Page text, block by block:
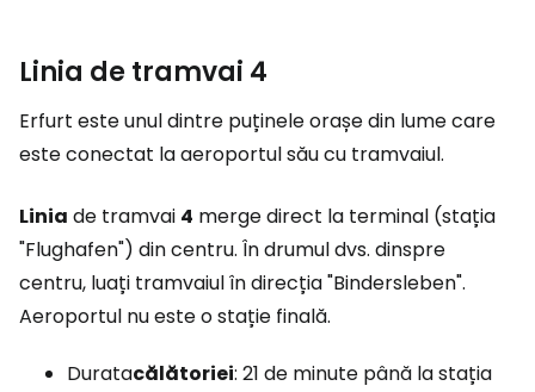
Linia de tramvai 4
Erfurt este unul dintre puținele orașe din lume care
este conectat la aeroportul său cu tramvaiul.
Linia de tramvai 4 merge direct la terminal (stația
"Flughafen") din centru. În drumul dvs. dinspre
centru, luați tramvaiul în direcția "Bindersleben".
Aeroportul nu este o stație finală.
Duratacălătoriei: 21 de minute până la stația